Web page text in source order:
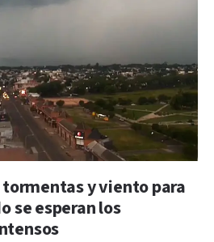
y viento para
se esperan los